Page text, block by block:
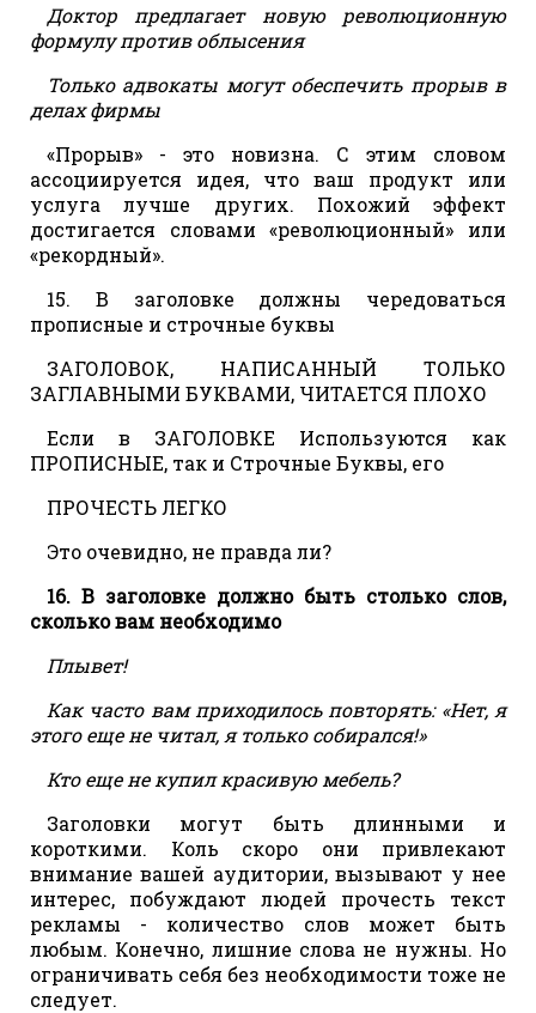
Доктор предлагает новую революционную
формулу против облысения
Только адвокаты могут обеспечить прорыв в
делах фирмы
«Прорыв» - это новизна. С этим словом
ассоциируется идея, что ваш продукт или
услуга лучше других. Похожий эффект
достигается словами «революционный» или
«рекордный».
15. В заголовке должны чередоваться
прописные и строчные буквы
ЗАГОЛОВОК, НАПИСАННЫЙ ТОЛЬКО
ЗАГЛАВНЫМИ БУКВАМИ, ЧИТАЕТСЯ ПЛОХО
Если в ЗАГОЛОВКЕ Используются как
ПРОПИСНЫЕ, так и Строчные Буквы, его
ПРОЧЕСТЬ ЛЕГКО
Это очевидно, не правда ли?
16. В заголовке должно быть столько слов,
сколько вам необходимо
Плывет!
Как часто вам приходилось повторять: «Нет, я
этого еще не читал, я только собирался!»
Кто еще не купил красивую мебель?
Заголовки могут быть длинными и
короткими. Коль скоро они привлекают
внимание вашей аудитории, вызывают у нее
интерес, побуждают людей прочесть текст
рекламы - количество слов может быть
любым. Конечно, лишние слова не нужны. Но
ограничивать себя без необходимости тоже не
следует.